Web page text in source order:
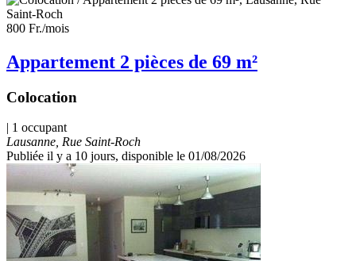
800 Fr./mois
Appartement 2 pièces de 69 m²
Colocation
| 1 occupant
Lausanne, Rue Saint-Roch
Publiée il y a 10 jours, disponible le 01/08/2026